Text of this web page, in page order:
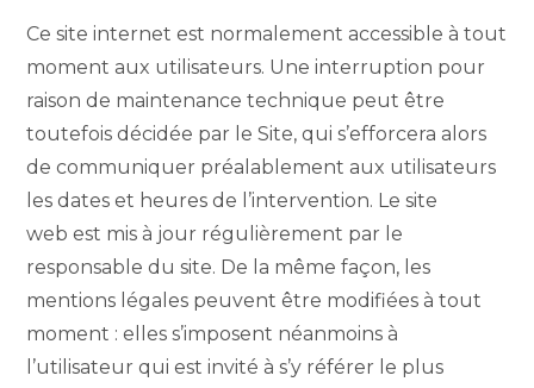
Ce site internet est normalement accessible à tout
moment aux utilisateurs. Une interruption pour
raison de maintenance technique peut être
toutefois décidée par le Site, qui s’efforcera alors
de communiquer préalablement aux utilisateurs
les dates et heures de l’intervention. Le site
web est mis à jour régulièrement par le
responsable du site. De la même façon, les
mentions légales peuvent être modifiées à tout
moment : elles s’imposent néanmoins à
l’utilisateur qui est invité à s’y référer le plus